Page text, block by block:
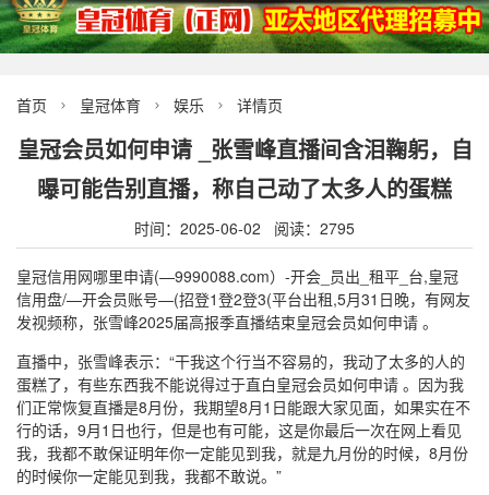
首页  皇冠体育  娱乐  详情页
皇冠会员如何申请 _张雪峰直播间含泪鞠躬，自
曝可能告别直播，称自己动了太多人的蛋糕
时间：2025-06-02 阅读：2795
皇冠信用网哪里申请(—9990088.com）-开会_员出_租平_台,皇冠
信用盘/—开会员账号—(招登1登2登3(平台出租,5月31日晚，有网友
发视频称，张雪峰2025届高报季直播结束皇冠会员如何申请 。
直播中，张雪峰表示：“干我这个行当不容易的，我动了太多的人的
蛋糕了，有些东西我不能说得过于直白皇冠会员如何申请 。因为我
们正常恢复直播是8月份，我期望8月1日能跟大家见面，如果实在不
行的话，9月1日也行，但是也有可能，这是你最后一次在网上看见
我，我都不敢保证明年你一定能见到我，就是九月份的时候，8月份
的时候你一定能见到我，我都不敢说。”